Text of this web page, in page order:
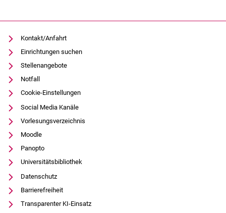
Kontakt/Anfahrt
Einrichtungen suchen
Stellenangebote
Notfall
Cookie-Einstellungen
Social Media Kanäle
Vorlesungsverzeichnis
Moodle
Panopto
Universitätsbibliothek
Datenschutz
Barrierefreiheit
Transparenter KI-Einsatz